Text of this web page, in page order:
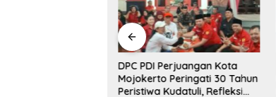
DPC PDI Perjuangan Kota
Mojokerto Peringati 30 Tahun
Peristiwa Kudatuli, Refleksi